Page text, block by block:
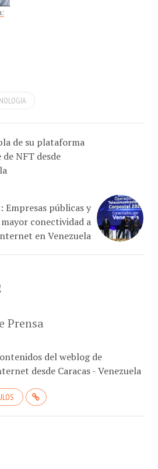
de su plataforma
NFT desde
públicas y
mayor conectividad a
en Venezuela
del weblog de
desde Caracas - Venezuela